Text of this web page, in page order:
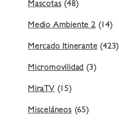
Mascotas(48)
Medio Ambiente 2(14)
Mercado Itinerante(423)
Micromovilidad(3)
MiraTV(15)
Misceláneos(65)